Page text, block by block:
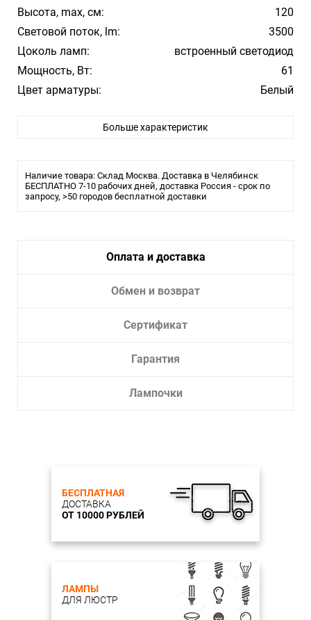
Высота, max, см:
120
Световой поток, lm:
3500
Цоколь ламп:
встроенный светодиод
Мощность, Вт:
61
Цвет арматуры:
Белый
Материал плафона/абажура:
Помещение:
Большой зал, Гостиная, Спальня
Лампочки в комплекте:
Больше характеристик
Наличие товара: Склад Москва. Доставка в Челябинск
БЕСПЛАТНО 7-10 рабочих дней, доставка Россия - срок по
запросу, >50 городов бесплатной доставки
Оплата и доставка
Обмен и возврат
Сертификат
Гарантия
Лампочки
БЕСПЛАТНАЯ
ДОСТАВКА
ОТ 10000 РУБЛЕЙ
ЛАМПЫ
ДЛЯ ЛЮСТР